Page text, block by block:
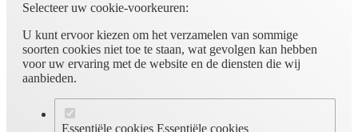
Selecteer uw cookie-voorkeuren:
U kunt ervoor kiezen om het verzamelen van sommige
soorten cookies niet toe te staan, wat gevolgen kan hebben
voor uw ervaring met de website en de diensten die wij
aanbieden.
Essentiële cookies Essentiële cookies